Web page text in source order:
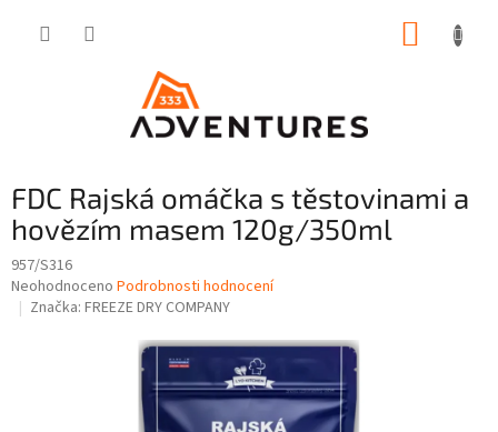
FDC Rajská omáčka s těstovinami a
hovězím masem 120g/350ml
957/S316
Průměrné
hodnocení
Neohodnoceno Podrobnosti hodnocení
Značka: FREEZE DRY COMPANY